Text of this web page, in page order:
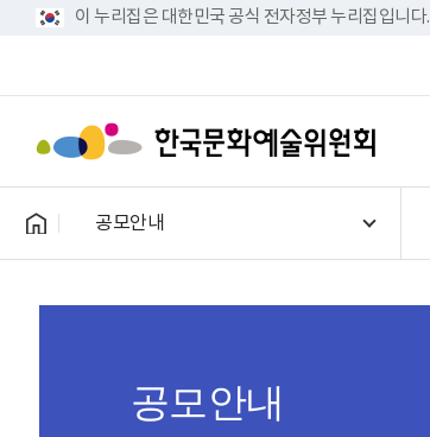
이 누리집은 대한민국 공식 전자정부 누리집입니다.
공모안내
공모안내